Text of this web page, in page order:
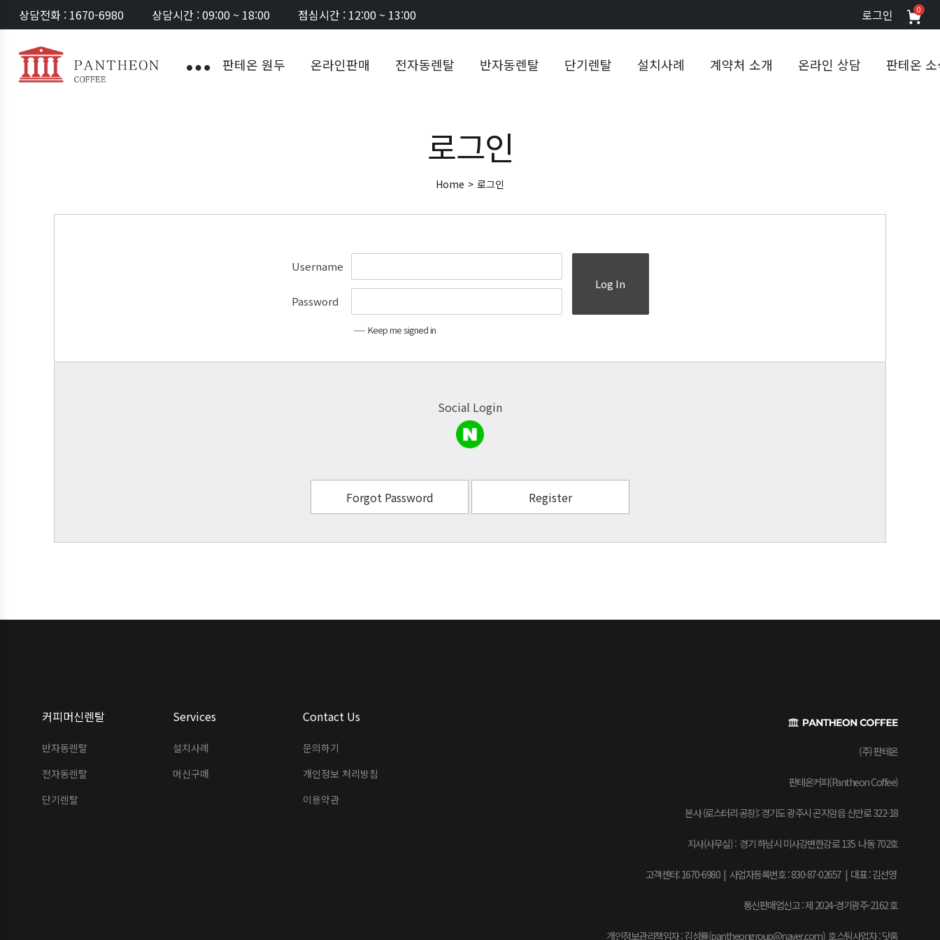
상담전화 : 1670-6980 상담시간 : 09:00 ~ 18:00 점심시간 : 12:00 ~ 13:00 로그인 0
판테온 원두 온라인판매 전자동렌탈 반자동렌탈 단기렌탈 설치사례 계약처 소개 온라인 상담 판테온
로그인
Home > 로그인
Username
Password
Keep me signed in
Log In
Social Login
Forgot Password Register
커피머신렌탈
반자동렌탈
전자동렌탈
단기렌탈
Services
설치사례
머신구매
Contact Us
문의하기
개인정보 처리방침
이용약관
(주) 판테온
판테온커피(Pantheon Coffee)
본사 (로스터리 공장): 경기도 광주시 곤지암읍 신만로 322-18
지사(사무실) : 경기 하남시 미사강변한강로 135 나동 702호
고객센터: 1670-6980 | 사업자등록번호 : 830-87-02657 | 대표 : 김선영
통신판매업신고 : 제 2024-경기광주-2162 호
개인정보관리책임자 : 김성률(pantheongroup@naver.com) 호스팅사업자 : 닷홈